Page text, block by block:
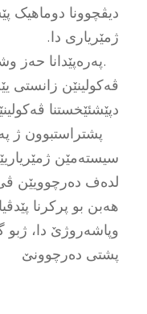
دیڤچوونا دوماهیک
ژمێریارى دا.
.پەرەپێدانا حەز
ڤەکولینێن
دپێشئێخستنا
پشتراستبوون ژ
سیستەمێن
لدەف دەرچوویێن
هەبن بو پرکرنا
وپاشەروژێ دا، ژبو
پشتى دەرچوونێ